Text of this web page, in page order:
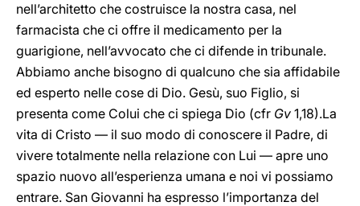
nell’architetto che costruisce la nostra casa, nel
farmacista che ci offre il medicamento per la
guarigione, nell’avvocato che ci difende in tribunale.
Abbiamo anche bisogno di qualcuno che sia affidabile
ed esperto nelle cose di Dio. Gesù, suo Figlio, si
presenta come Colui che ci spiega Dio (cfr Gv 1,18).La
vita di Cristo — il suo modo di conoscere il Padre, di
vivere totalmente nella relazione con Lui — apre uno
spazio nuovo all’esperienza umana e noi vi possiamo
entrare. San Giovanni ha espresso l’importanza del